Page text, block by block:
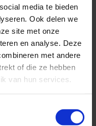
media te bieden
Ook delen we
site met onze
en analyse. Deze
met andere
of die ze hebben
van hun services.
van het
deze botten
te laten
heeft de knie
om de